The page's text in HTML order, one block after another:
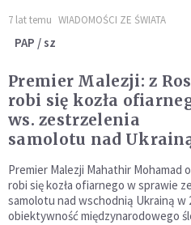
7 lat temu WIADOMOŚCI ZE ŚWIATA
PAP / sz
Premier Malezji: z
robi się kozła
ws. zestrzelenia
samolotu nad
Premier Malezji Mahathir Mohamad
robi się kozła ofiarnego w sprawie
samolotu nad wschodnią Ukrainą w
obiektywność międzynarodowego